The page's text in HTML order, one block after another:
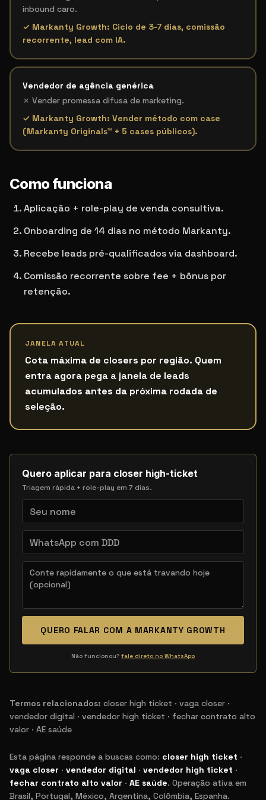
inbound caro.
✓ Markanty Growth: Ciclo de 3-7 dias, comissão
recorrente, lead com IA.
Vendedor de agência genérica
✗ Vender promessa difusa de marketing.
✓ Markanty Growth: Vender método com case
(Markanty Originals™ + 5 cases públicos).
Como funciona
Aplicação + role-play de venda consultiva.
Onboarding de 14 dias no método Markanty.
Recebe leads pré-qualificados via dashboard.
Comissão recorrente sobre fee + bônus por
retenção.
JANELA ATUAL
Cota máxima de closers por região. Quem
entra agora pega a janela de leads
acumulados antes da próxima rodada de
seleção.
Quero aplicar para closer high-ticket
Triagem rápida + role-play em 7 dias.
QUERO FALAR COM A MARKANTY GROWTH
Não funcionou? fale direto no WhatsApp
Termos relacionados: closer high ticket · vaga closer ·
vendedor digital · vendedor high ticket · fechar contrato alto
valor · AE saúde
Termos de busca relacionados
Esta página responde a buscas como: closer high ticket ·
vaga closer · vendedor digital · vendedor high ticket ·
fechar contrato alto valor · AE saúde. Operação ativa em
Brasil, Portugal, México, Argentina, Colômbia, Espanha.